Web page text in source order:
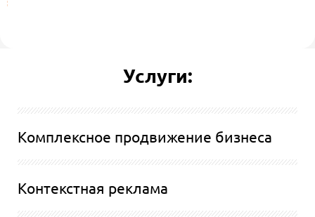
Услуги:
Комплексное продвижение бизнеса
Контекстная реклама